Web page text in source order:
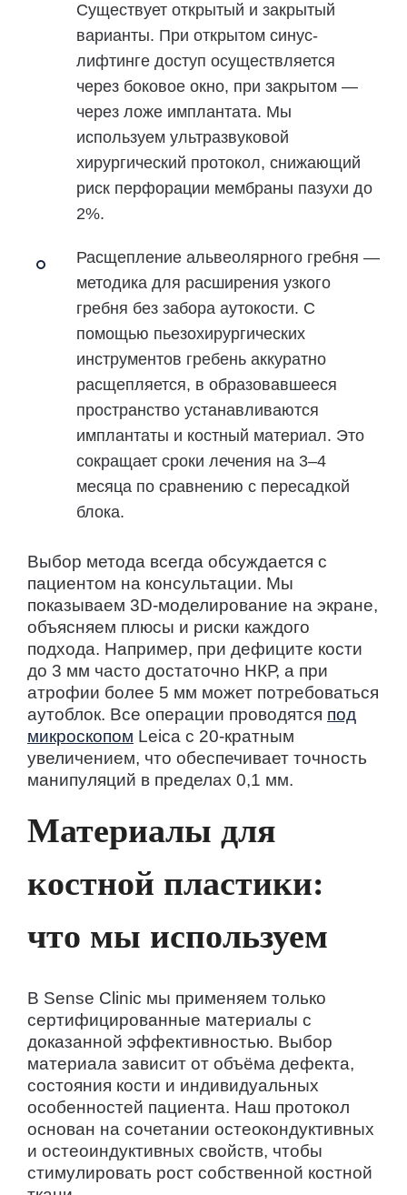
Существует открытый и закрытый
варианты. При открытом синус-
лифтинге доступ осуществляется
через боковое окно, при закрытом —
через ложе имплантата. Мы
используем ультразвуковой
хирургический протокол, снижающий
риск перфорации мембраны пазухи до
2%.
Расщепление альвеолярного гребня —
методика для расширения узкого
гребня без забора аутокости. С
помощью пьезохирургических
инструментов гребень аккуратно
расщепляется, в образовавшееся
пространство устанавливаются
имплантаты и костный материал. Это
сокращает сроки лечения на 3–4
месяца по сравнению с пересадкой
блока.
Выбор метода всегда обсуждается с
пациентом на консультации. Мы
показываем 3D-моделирование на экране,
объясняем плюсы и риски каждого
подхода. Например, при дефиците кости
до 3 мм часто достаточно НКР, а при
атрофии более 5 мм может потребоваться
аутоблок. Все операции проводятся под
микроскопом Leica с 20-кратным
увеличением, что обеспечивает точность
манипуляций в пределах 0,1 мм.
Материалы для
костной пластики:
что мы используем
В Sense Clinic мы применяем только
сертифицированные материалы с
доказанной эффективностью. Выбор
материала зависит от объёма дефекта,
состояния кости и индивидуальных
особенностей пациента. Наш протокол
основан на сочетании остеокондуктивных
и остеоиндуктивных свойств, чтобы
стимулировать рост собственной костной